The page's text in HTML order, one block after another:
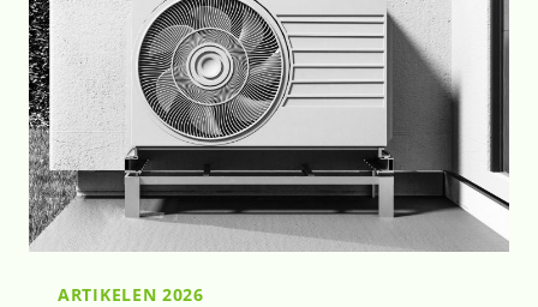
ARTIKELEN 2026